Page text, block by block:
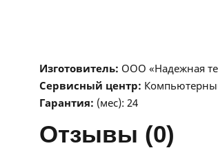
Изготовитель: ООО «Надежная
Сервисный центр:
Гарантия: (мес): 24
отзывы (0)